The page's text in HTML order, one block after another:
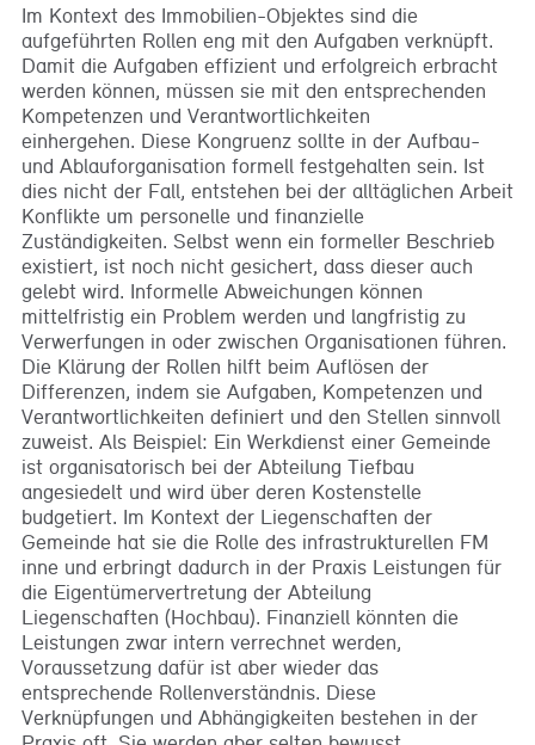
Im Kontext des Immobilien-Objektes sind die
aufgeführten Rollen eng mit den Aufgaben verknüpft.
Damit die Aufgaben effizient und erfolgreich erbracht
werden können, müssen sie mit den entsprechenden
Kompetenzen und Verantwortlichkeiten
einhergehen. Diese Kongruenz sollte in der Aufbau-
und Ablauforganisation formell festgehalten sein. Ist
dies nicht der Fall, entstehen bei der alltäglichen Arbeit
Konflikte um personelle und finanzielle
Zuständigkeiten. Selbst wenn ein formeller Beschrieb
existiert, ist noch nicht gesichert, dass dieser auch
gelebt wird. Informelle Abweichungen können
mittelfristig ein Problem werden und langfristig zu
Verwerfungen in oder zwischen Organisationen führen.
Die Klärung der Rollen hilft beim Auflösen der
Differenzen, indem sie Aufgaben, Kompetenzen und
Verantwortlichkeiten definiert und den Stellen sinnvoll
zuweist. Als Beispiel: Ein Werkdienst einer Gemeinde
ist organisatorisch bei der Abteilung Tiefbau
angesiedelt und wird über deren Kostenstelle
budgetiert. Im Kontext der Liegenschaften der
Gemeinde hat sie die Rolle des infrastrukturellen FM
inne und erbringt dadurch in der Praxis Leistungen für
die Eigentümervertretung der Abteilung
Liegenschaften (Hochbau). Finanziell könnten die
Leistungen zwar intern verrechnet werden,
Voraussetzung dafür ist aber wieder das
entsprechende Rollenverständnis. Diese
Verknüpfungen und Abhängigkeiten bestehen in der